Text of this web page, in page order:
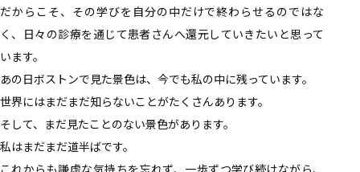
だからこそ、その学びを自分の中だけで終わらせるのではな
く、日々の診療を通じて患者さんへ還元していきたいと思って
います。
あの日ボストンで見た景色は、今でも私の中に残っています。
世界にはまだまだ知らないことがたくさんあります。
そして、まだ見たことのない景色があります。
私はまだまだ道半ばです。